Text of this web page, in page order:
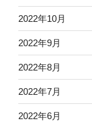
2022年10月
2022年9月
2022年8月
2022年7月
2022年6月